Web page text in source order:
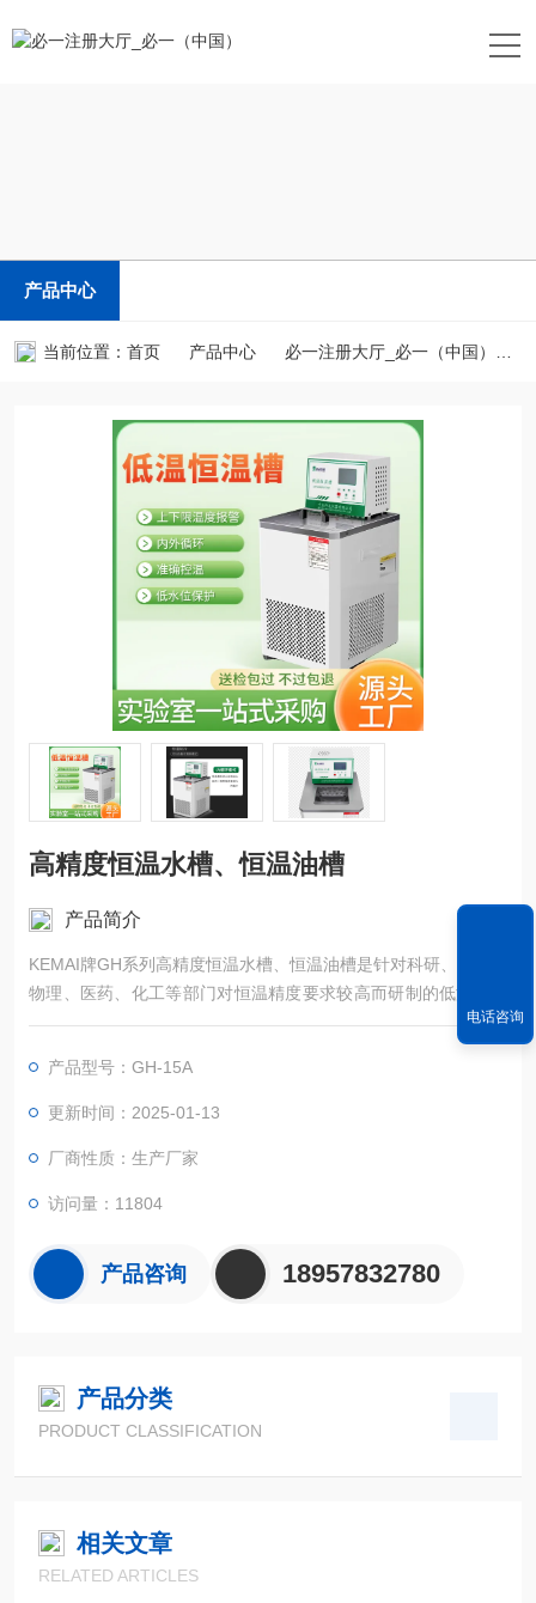
产品中心
当前位置： 首页 产品中心 必一注册大厅_必一（中国）
高精度恒温水槽、恒温油槽
产品简介
KEMAI牌GH系列高精度恒温水槽、恒温油槽是针对科研、生物、
物理、医药、化工等部门对恒温精度要求较高而研制的低温实验
仪器，具有使槽内温度与均匀、智能控温更精确等特点。
产品型号：GH-15A
更新时间：2025-01-13
厂商性质：生产厂家
访问量：11804
产品咨询 18957832780
产品分类
PRODUCT CLASSIFICATION
相关文章
RELATED ARTICLES
电话咨询